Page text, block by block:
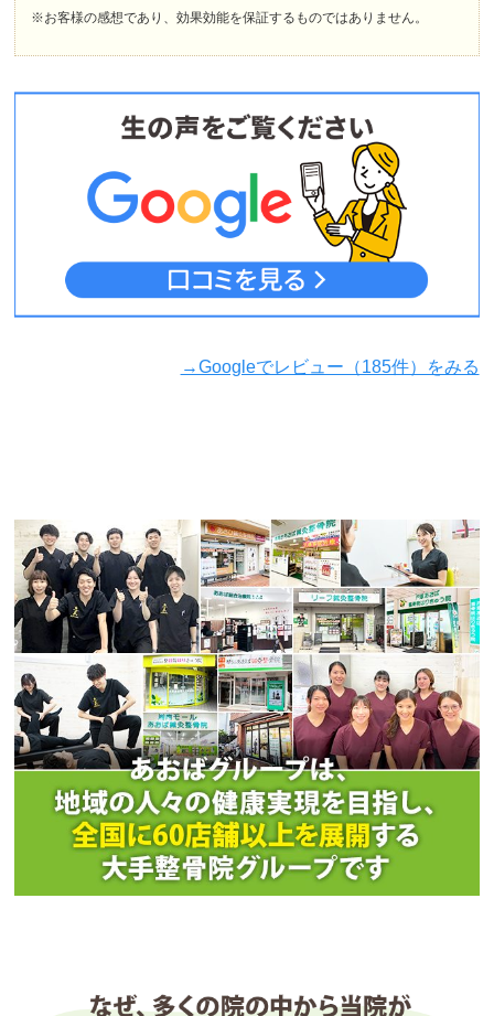
※お客様の感想であり、効果効能を保証するものではありません。
→Googleでレビュー（185件）をみる